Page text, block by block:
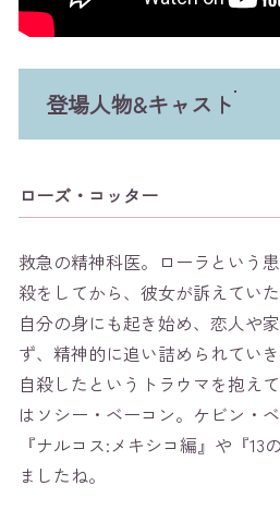
登場人物&キャスト
ローズ・コッター
救急の精神科医。ローラという
殺をしてから、彼女が訴えてい
自分の身にも起き始め、恋人や
ず、精神的に追い詰められてい
自殺したというトラウマを抱え
はソシー・ベーコン。ケビン・
『ナルコス:メキシコ編』や『13
ましたね。